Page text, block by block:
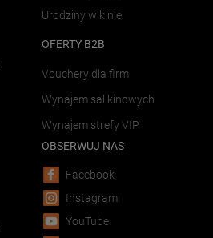
Urodziny w kinie
OFERTY B2B
Vouchery dla firm
Wynajem sal kinowych
Wynajem strefy VIP
OBSERWUJ NAS
Facebook
Instagram
YouTube